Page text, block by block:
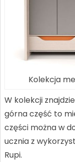
Kolekcja
W kolekcji
górna część to
części można w
ucznia z
Rupi.